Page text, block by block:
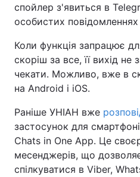
Тема оформлення
спойлер з'явиться в
особистих
Коли функція запрацює
скоріш за все, її вихід
чекати. Можливо, вже в
на Android і iOS.
Раніше УНІАН вже
застосунок для
Chats in One App. Це
месенджерів, що
спілкуватися в Viber,